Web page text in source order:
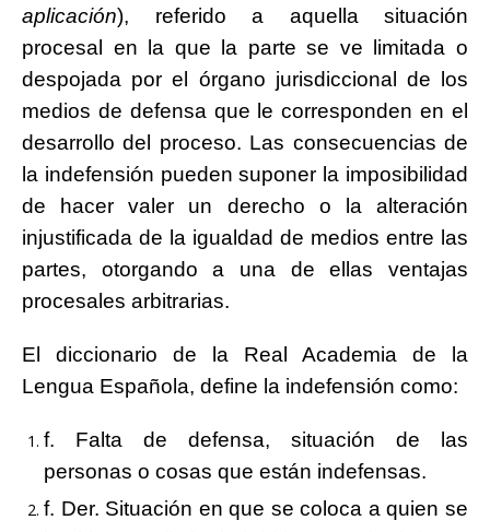
aplicación), referido a aquella situación
procesal en la que la parte se ve limitada o
despojada por el órgano jurisdiccional de los
medios de defensa que le corresponden en el
desarrollo del proceso. Las consecuencias de
la indefensión pueden suponer la imposibilidad
de hacer valer un derecho o la alteración
injustificada de la igualdad de medios entre las
partes, otorgando a una de ellas ventajas
procesales arbitrarias.
El diccionario de la Real Academia de la
Lengua Española, define la indefensión como:
f. Falta de defensa, situación de las
personas o cosas que están indefensas.
f. Der. Situación en que se coloca a quien se